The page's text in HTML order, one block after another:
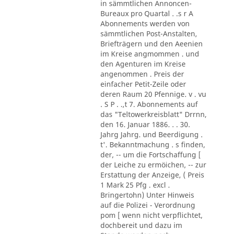
in sämmtlichen Annoncen-
Bureaux pro Quartal . .s r A
Abonnements werden von
sämmtlichen Post-Anstalten,
Briefträgern und den Aeenien
im Kreise angmommen . und
den Agenturen im Kreise
angenommen . Preis der
einfacher Petit-Zeile oder
deren Raum 20 Pfennige. v . vu
. S P . .,t 7. Abonnements auf
das "Teltowerkreisblatt" Drrnn,
den 16. Januar 1886. . . 30.
Jahrg Jahrg. und Beerdigung .
t'. Bekanntmachung . s finden,
der, -- um die Fortschaffung [
der Leiche zu ermöichen, -- zur
Erstattung der Anzeige, ( Preis
1 Mark 25 Pfg . excl .
Bringertohn) Unter Hinweis
auf die Polizei - Verordnung
pom [ wenn nicht verpflichtet,
dochbereit und dazu im